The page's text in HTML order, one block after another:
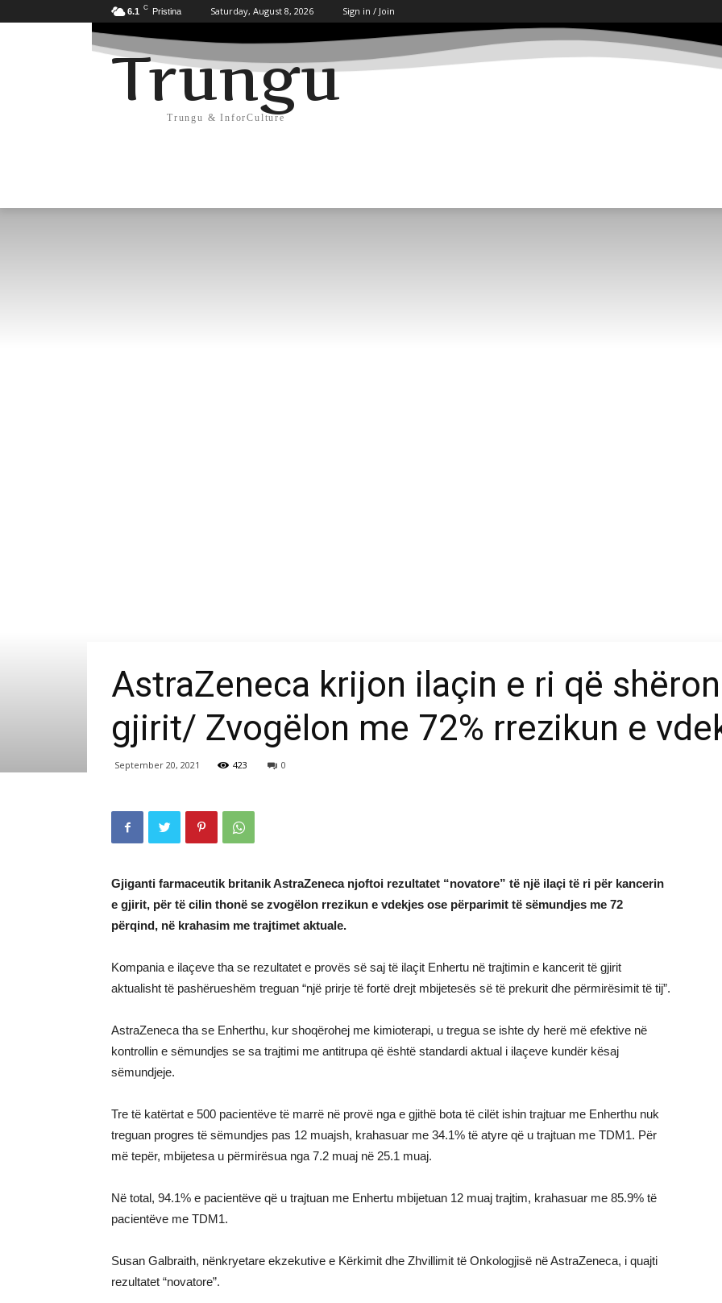
6.1 C Pristina Saturday, August 8, 2026 Sign in / Join
Trungu
Trungu & InforCulture
AstraZeneca krijon ilaçin e ri që
gjirit/ Zvogëlon me 72% rrezikun e
September 20, 2021 423 0
Gjiganti farmaceutik britanik AstraZeneca njoftoi rezultatet “novatore” të një ilaçi të ri për kancerin
e gjirit, për të cilin thonë se zvogëlon rrezikun e vdekjes ose përparimit të sëmundjes me 72
përqind, në krahasim me trajtimet aktuale.
Kompania e ilaçeve tha se rezultatet e provës së saj të ilaçit Enhertu në trajtimin e kancerit të gjirit
aktualisht të pashërueshëm treguan “një prirje të fortë drejt mbijetesës së të prekurit dhe përmirësimit të tij”.
AstraZeneca tha se Enherthu, kur shoqërohej me kimioterapi, u tregua se ishte dy herë më efektive në
kontrollin e sëmundjes se sa trajtimi me antitrupa që është standardi aktual i ilaçeve kundër kësaj
sëmundjeje.
Tre të katërtat e 500 pacientëve të marrë në provë nga e gjithë bota të cilët ishin trajtuar me Enherthu nuk
treguan progres të sëmundjes pas 12 muajsh, krahasuar me 34.1% të atyre që u trajtuan me TDM1. Për
më tepër, mbijetesa u përmirësua nga 7.2 muaj në 25.1 muaj.
Në total, 94.1% e pacientëve që u trajtuan me Enhertu mbijetuan 12 muaj trajtim, krahasuar me 85.9% të
pacientëve me TDM1.
Susan Galbraith, nënkryetare ekzekutive e Kërkimit dhe Zhvillimit të Onkologjisë në AstraZeneca, i quajti
rezultatet “novatore”.